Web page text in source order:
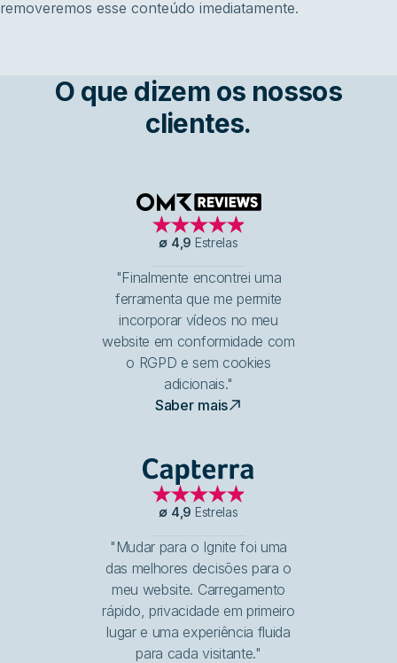
removeremos esse conteúdo imediatamente.
O que dizem os nossos
clientes.
OMR Reviews
∅ 4,9 Estrelas
"Finalmente encontrei uma
ferramenta que me permite
incorporar vídeos no meu
website em conformidade com
o RGPD e sem cookies
adicionais."
Saber mais
Capterra
∅ 4,9 Estrelas
"Mudar para o Ignite foi uma
das melhores decisões para o
meu website. Carregamento
rápido, privacidade em primeiro
lugar e uma experiência fluida
para cada visitante."